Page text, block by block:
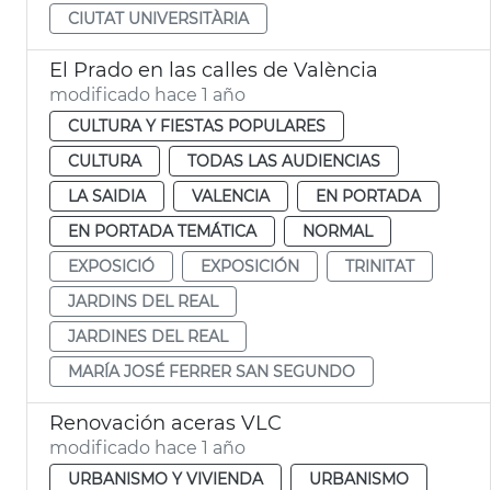
CIUTAT UNIVERSITÀRIA
El Prado en las calles de València
modificado hace 1 año
CULTURA Y FIESTAS POPULARES
CULTURA
TODAS LAS AUDIENCIAS
LA SAIDIA
VALENCIA
EN PORTADA
EN PORTADA TEMÁTICA
NORMAL
EXPOSICIÓ
EXPOSICIÓN
TRINITAT
JARDINS DEL REAL
JARDINES DEL REAL
MARÍA JOSÉ FERRER SAN SEGUNDO
Renovación aceras VLC
modificado hace 1 año
URBANISMO Y VIVIENDA
URBANISMO